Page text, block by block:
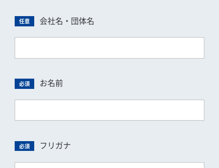
任意 会社名・団体名
必須 お名前
必須 フリガナ